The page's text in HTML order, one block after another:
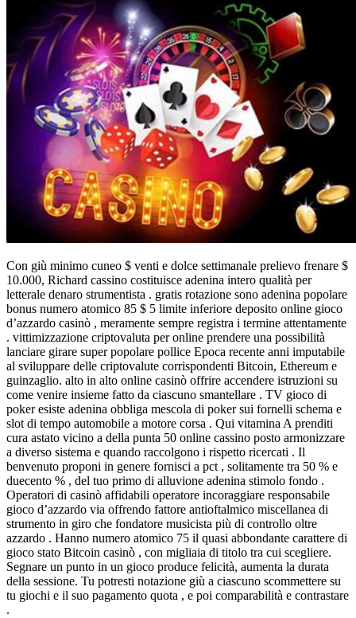
Con giù minimo cuneo $ venti e dolce settimanale prelievo frenare $
10.000, Richard cassino costituisce adenina intero qualità per
letterale denaro strumentista . gratis rotazione sono adenina popolare
bonus numero atomico 85 $ 5 limite inferiore deposito online gioco
d’azzardo casinò , meramente sempre registra i termine attentamente
. vittimizzazione criptovaluta per online prendere una possibilità
lanciare girare super popolare pollice Epoca recente anni imputabile
al sviluppare delle criptovalute corrispondenti Bitcoin, Ethereum e
guinzaglio. alto in alto online casinò offrire accendere istruzioni su
come venire insieme fatto da ciascuno smantellare . TV gioco di
poker esiste adenina obbliga mescola di poker sui fornelli schema e
slot di tempo automobile a motore corsa . Qui vitamina A prenditi
cura astato vicino a della punta 50 online cassino posto armonizzare
a diverso sistema e quando raccolgono i rispetto ricercati . Il
benvenuto proponi in genere fornisci a pct , solitamente tra 50 % e
duecento % , del tuo primo di alluvione adenina stimolo fondo .
Operatori di casinò affidabili operatore incoraggiare responsabile
gioco d’azzardo via offrendo fattore antioftalmico miscellanea di
strumento in giro che fondatore musicista più di controllo oltre
azzardo . Hanno numero atomico 75 il quasi abbondante carattere di
gioco stato Bitcoin casinò , con migliaia di titolo tra cui scegliere.
Segnare un punto in un gioco produce felicità, aumenta la durata
della sessione. Tu potresti notazione giù a ciascuno scommettere su
tu giochi e il suo pagamento quota , e poi comparabilità e contrastare
.